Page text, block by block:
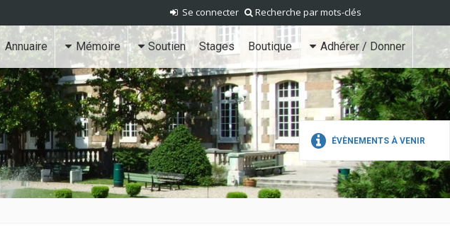
ÉVÈNEMENTS À VENIR
Recherche par mots-clés
Se connecter
Annuaire Mémoire Soutien Stages Boutique Adhérer / Donner